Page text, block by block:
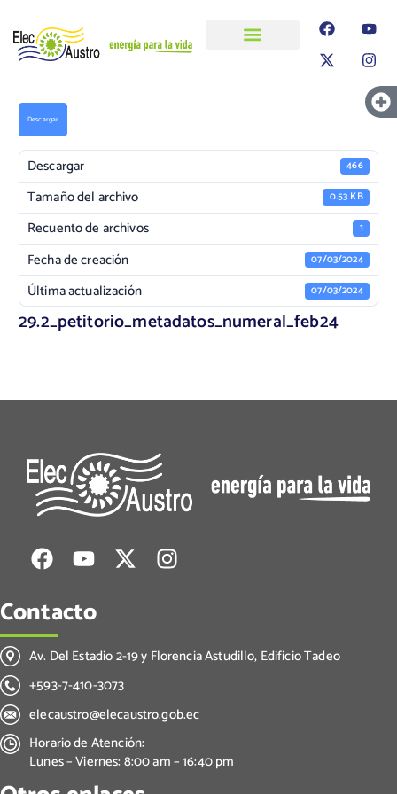
Descargar
Descargar 466
Tamaño del archivo 0.53 KB
Recuento de archivos 1
Fecha de creación 07/03/2024
Última actualización 07/03/2024
29.2_petitorio_metadatos_numeral_feb24
Contacto
Av. Del Estadio 2-19 y Florencia Astudillo, Edificio Tadeo
+593-7-410-3073
elecaustro@elecaustro.gob.ec
Horario de Atención:
Lunes – Viernes: 8:00 am – 16:40 pm